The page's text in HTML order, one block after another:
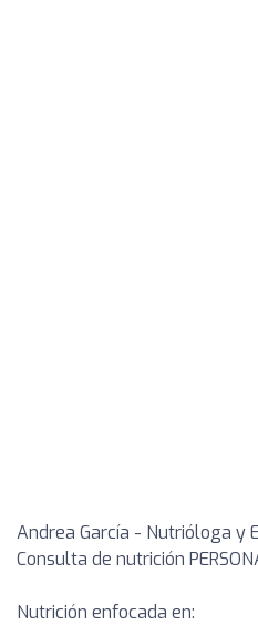
Andrea García - Nutrióloga y
Consulta de nutrición
Nutrición enfocada en: